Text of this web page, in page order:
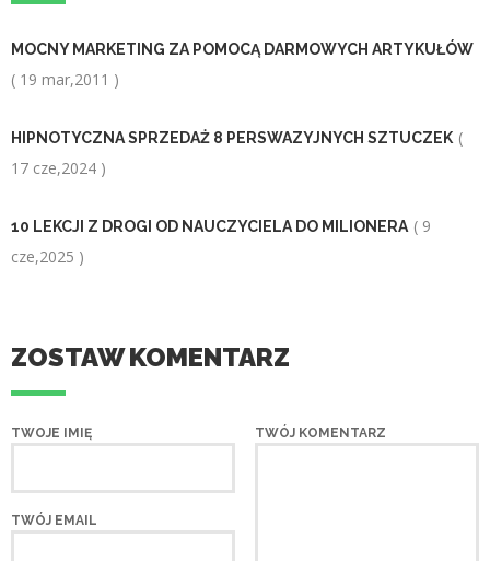
MOCNY MARKETING ZA POMOCĄ DARMOWYCH ARTYKUŁÓW
( 19 mar,2011 )
HIPNOTYCZNA SPRZEDAŻ 8 PERSWAZYJNYCH SZTUCZEK (
17 cze,2024 )
10 LEKCJI Z DROGI OD NAUCZYCIELA DO MILIONERA ( 9
cze,2025 )
ZOSTAW KOMENTARZ
TWÓJ KOMENTARZ
TWOJE IMIĘ
TWÓJ EMAIL